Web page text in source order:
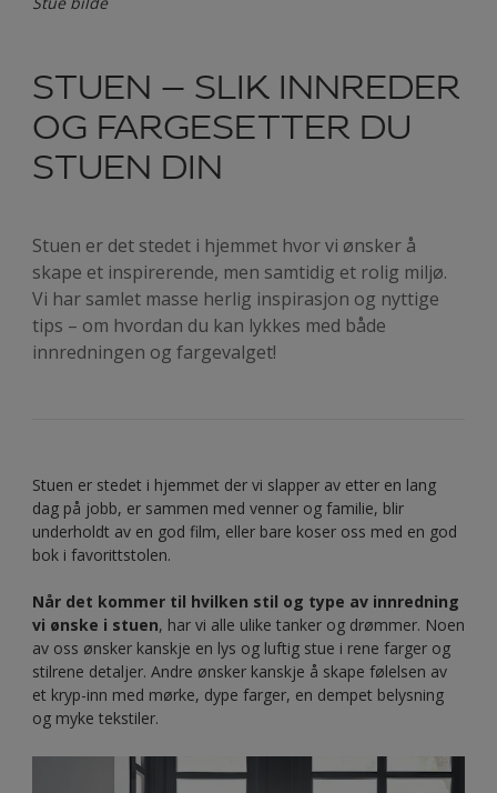
STUEN – SLIK INNREDER
OG FARGESETTER DU
STUEN DIN
Stuen er det stedet i hjemmet hvor vi ønsker å
skape et inspirerende, men samtidig et rolig miljø.
Vi har samlet masse herlig inspirasjon og nyttige
tips – om hvordan du kan lykkes med både
innredningen og fargevalget!
Stuen er stedet i hjemmet der vi slapper av etter en lang
dag på jobb, er sammen med venner og familie, blir
underholdt av en god film, eller bare koser oss med en god
bok i favorittstolen.
Når det kommer til hvilken stil og type av innredning
vi ønske i stuen, har vi alle ulike tanker og drømmer. Noen
av oss ønsker kanskje en lys og luftig stue i rene farger og
stilrene detaljer. Andre ønsker kanskje å skape følelsen av
et kryp-inn med mørke, dype farger, en dempet belysning
og myke tekstiler.